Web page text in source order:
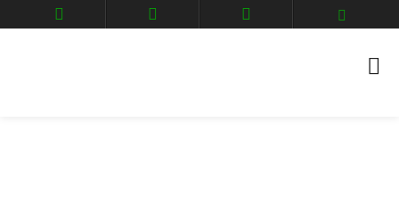
Главная
Авто аукционы